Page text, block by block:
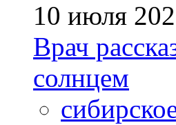
10 июля
Врач
солнцем